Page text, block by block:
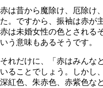
赤は昔から魔除け、厄除け
た。ですから、振袖は赤が
赤は未婚女性の色とされる
いう意味もあるそうです。
それだけに、「赤はみんな
いることでしょう。しかし
深紅色、朱赤色、赤紫色な